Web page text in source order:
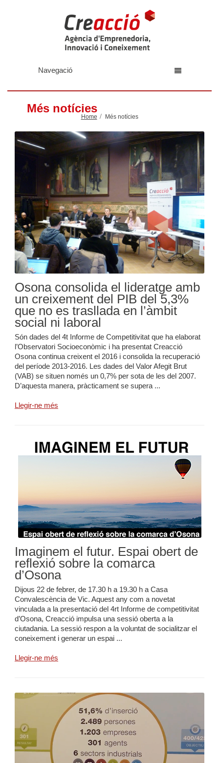
Navegació
Més notícies
Home Més notícies
Osona consolida el lideratge amb
un creixement del PIB del 5,3%
que no es trasllada en l’àmbit
social ni laboral
Són dades del 4t Informe de Competitivitat que ha elaborat
l’Observatori Socioeconòmic i ha presentat Creacció
Osona continua creixent el 2016 i consolida la recuperació
del període 2013-2016. Les dades del Valor Afegit Brut
(VAB) se situen només un 0,7% per sota de les del 2007.
D’aquesta manera, pràcticament se supera ...
Llegir-ne més
Imaginem el futur. Espai obert de
reflexió sobre la comarca
d’Osona
Dijous 22 de febrer, de 17.30 h a 19.30 h a Casa
Convalescència de Vic. Aquest any com a novetat
vinculada a la presentació del 4rt Informe de competitivitat
d’Osona, Creacció impulsa una sessió oberta a la
ciutadania. La sessió respon a la voluntat de socialitzar el
coneixement i generar un espai ...
Llegir-ne més